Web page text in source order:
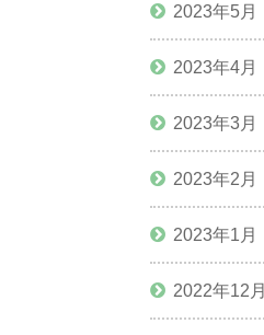
2023年5月
2023年4月
2023年3月
2023年2月
2023年1月
2022年12月